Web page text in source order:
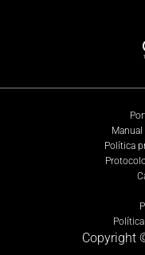
Política
Copyright